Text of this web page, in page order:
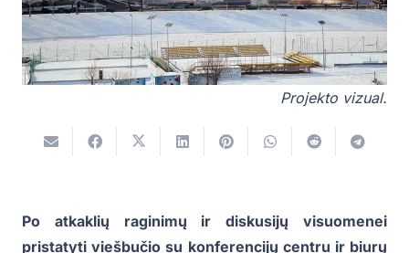
Projekto vizual.
Po atkaklių raginimų ir diskusijų visuomenei
pristatyti viešbučio su konferencijų centru ir biurų